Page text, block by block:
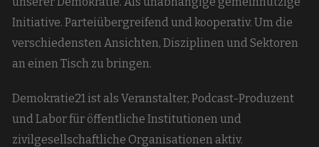
Initiative. Parteiübergreifend und kooperativ. Um die
verschiedensten Ansichten, Disziplinen und Sektoren
an einen Tisch zu bringen.
Demokratie21 ist als Veranstalter, Podcast-Produzent
und Labor für öffentliche Institutionen und
zivilgesellschaftliche Organisationen aktiv.